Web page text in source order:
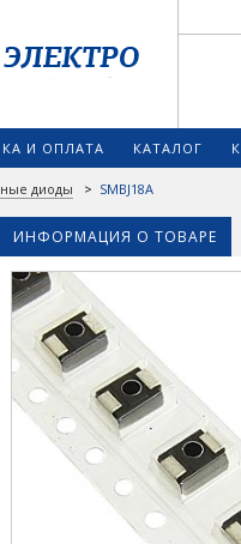
И ОПЛАТА КАТАЛОГ
диоды > SMBJ18A
ИНФОРМАЦИЯ О ТОВАРЕ